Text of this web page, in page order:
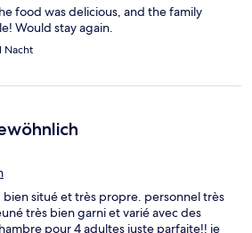
food was delicious, and the family
Would stay again.
Nacht
situé et très propre. personnel très
très bien garni et varié avec des
pour 4 adultes juste parfaite!! je